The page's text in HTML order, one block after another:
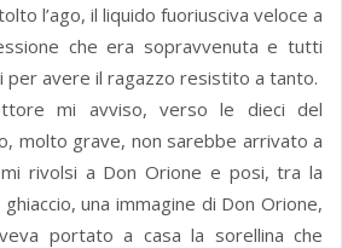
l’ago, il liquido fuoriusciva veloce a
che era sopravvenuta e tutti
avere il ragazzo resistito a tanto.
mi avviso, verso le dieci del
molto grave, non sarebbe arrivato a
rivolsi a Don Orione e posi, tra la
una immagine di Don Orione,
portato a casa la sorellina che